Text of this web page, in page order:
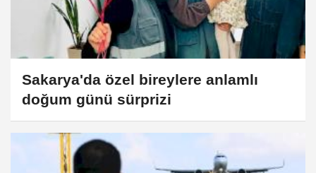
Sakarya'da özel bireylere anlamlı
doğum günü sürprizi